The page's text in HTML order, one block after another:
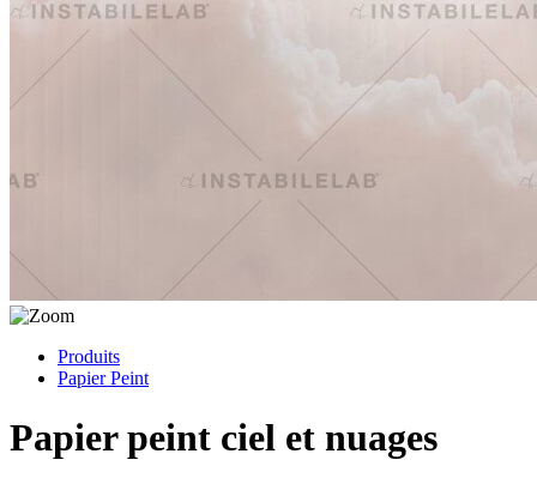
Produits
Papier Peint
Papier peint ciel et nuages